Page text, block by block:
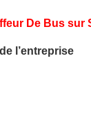
De Bus sur
l’entreprise